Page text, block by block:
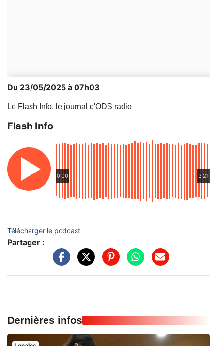
Du 23/05/2025 à 07h03
Le Flash Info, le journal d'ODS radio
Flash Info
0:00 3:21
Télécharger le podcast
Partager :
Dernières infos